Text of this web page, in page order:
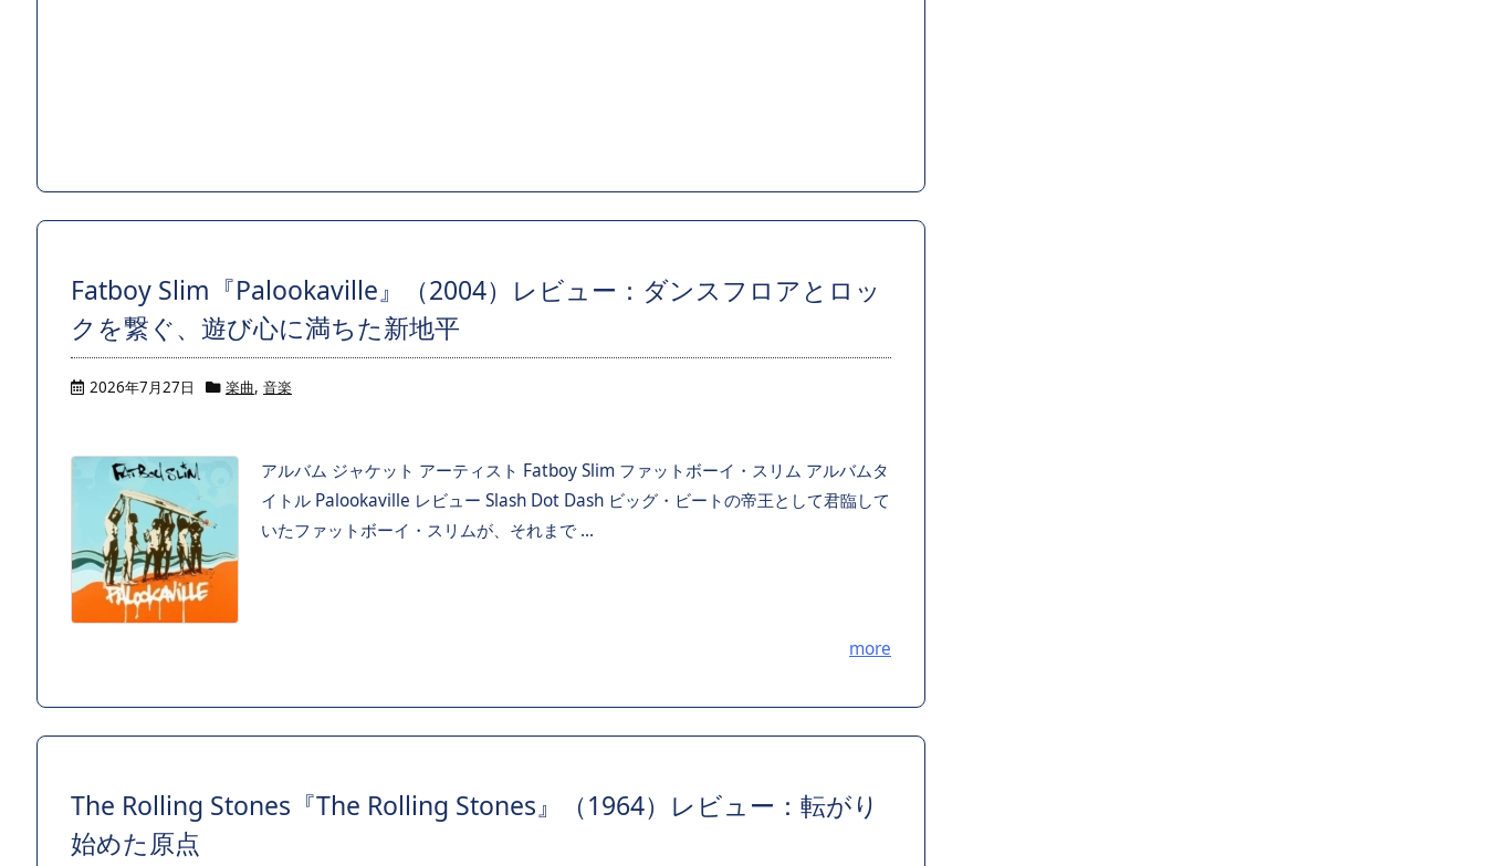
Fatboy Slim『Palookaville』（2004）レビュー：ダンスフロアとロッ
クを繋ぐ、遊び心に満ちた新地平
2026年7月27日 楽曲, 音楽
アルバム ジャケット アーティスト Fatboy Slim ファットボーイ・スリム アルバムタ
イトル Palookaville レビュー Slash Dot Dash ビッグ・ビートの帝王として君臨して
いたファットボーイ・スリムが、それまで ...
more
The Rolling Stones『The Rolling Stones』（1964）レビュー：転がり
始めた原点